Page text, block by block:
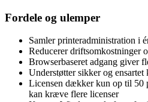
Fordele og ulemper
Samler printeradministration i
Reducerer driftsomkostninger
Browserbaseret adgang giver
Understøtter sikker og
Licensen dækker kun op til 50
kan kræve flere licenser